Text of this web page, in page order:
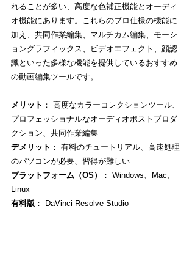
れることが多い、高度な色補正機能とオーディ
オ機能にあります。これらのプロ仕様の機能に
加え、共同作業編集、マルチカム編集、モーシ
ョングラフィックス、ビデオエフェクト、顔認
識といった多様な機能を提供しているおすすめ
の動画編集ツールです。
メリット ： 高度なカラーコレクションツール、
プロフェッショナルなオーディオポストプロダ
クション、共同作業編集
デメリット ： 有料のチュートリアル、高速処理
のパソコンが必要、習得が難しい
プラットフォーム（OS）
： Windows、Mac、
Linux
有料版 ： DaVinci Resolve Studio